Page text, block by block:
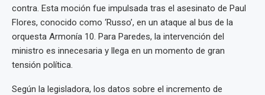
contra. Esta moción fue impulsada tras el asesinato de Paul
Flores, conocido como ‘Russo’, en un ataque al bus de la
orquesta Armonía 10. Para Paredes, la intervención del
ministro es innecesaria y llega en un momento de gran
tensión política.
Según la legisladora, los datos sobre el incremento de